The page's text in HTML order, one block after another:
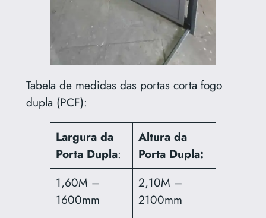
Tabela de medidas das portas corta fogo
dupla (PCF):
Largura da
Porta Dupla:
Altura da
Porta Dupla:
1,60M –
1600mm
2,10M –
2100mm